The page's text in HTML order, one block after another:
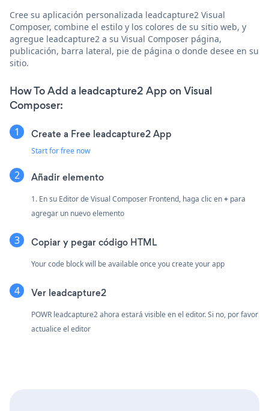
Cree su aplicación personalizada leadcapture2 Visual
Composer, combine el estilo y los colores de su sitio web, y
agregue leadcapture2 a su Visual Composer página,
publicación, barra lateral, pie de página o donde desee en su
sitio.
How To Add a leadcapture2 App on Visual
Composer:
Create a Free leadcapture2 App
Start for free now
Añadir elemento
1. En su Editor de Visual Composer Frontend, haga clic en+ para
agregar un nuevo elemento
Copiar y pegar código HTML
Your code block will be available once you create your app
Ver leadcapture2
POWR leadcapture2 ahora estará visible en el editor. Si no, por favor
actualice el editor